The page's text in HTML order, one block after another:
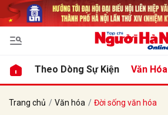
Theo Dòng Sự Kiện Văn Hóa
Trang chủ Văn hóa Đời sống văn hóa
luận